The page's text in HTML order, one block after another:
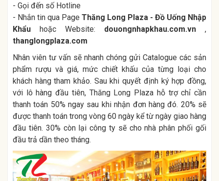
- Gọi đến số Hotline
- Nhắn tin qua Page Thăng Long Plaza - Đồ Uống Nhập
Khẩu hoặc Website: douongnhapkhau.com.vn ,
thanglongplaza.com
Nhân viên tư vấn sẽ nhanh chóng gửi Catalogue các sản
phẩm rượu và giá, mức chiết khấu của từng loại cho
khách hàng tham khảo. Sau khi quyết định ký hợp đồng,
với lô hàng đầu tiên, Thăng Long Plaza hỗ trợ chỉ cần
thanh toán 50% ngay sau khi nhận đơn hàng đó. 20% sẽ
được thanh toán trong vòng 60 ngày kể từ ngày giao hàng
đầu tiên. 30% còn lại công ty sẽ cho nhà phân phối gối
đầu trả dần theo tháng.